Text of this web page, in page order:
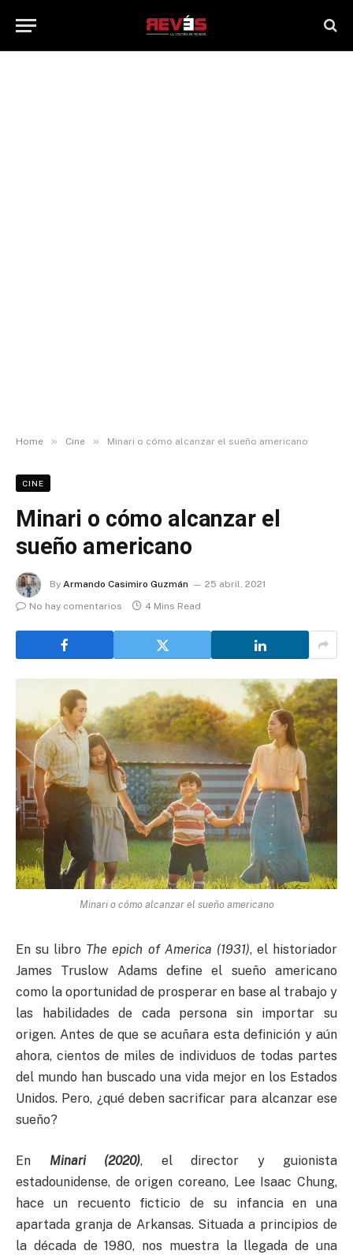
Home » Cine » Minari o cómo alcanzar el sueño americano
CINE
Minari o cómo alcanzar el
sueño americano
By Armando Casimiro Guzmán
25 abril, 2021
No hay comentarios
4 Mins Read
Minari o cómo alcanzar el sueño americano
En su libro The epich of America (1931), el historiador
James Truslow Adams define el sueño americano
como la oportunidad de prosperar en base al trabajo y
las habilidades de cada persona sin importar su
origen. Antes de que se acuñara esta definición y aún
ahora, cientos de miles de individuos de todas partes
del mundo han buscado una vida mejor en los Estados
Unidos. Pero, ¿qué deben sacrificar para alcanzar ese
sueño?
En Minari (2020), el director y guionista
estadounidense, de origen coreano, Lee Isaac Chung,
hace un recuento ficticio de su infancia en una
apartada granja de Arkansas. Situada a principios de
la década de 1980, nos muestra la llegada de una